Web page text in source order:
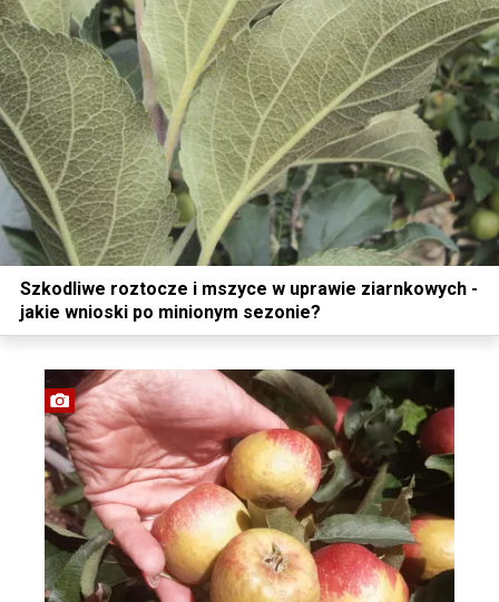
Szkodliwe roztocze i mszyce w uprawie ziarnkowych -
jakie wnioski po minionym sezonie?